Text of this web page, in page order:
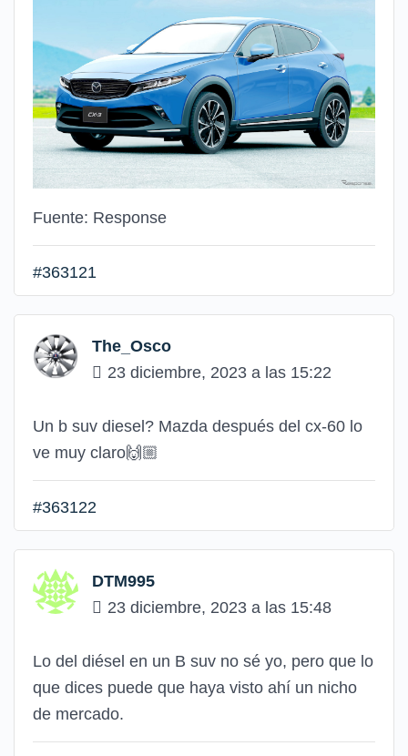
Fuente: Response
#363121
The_Osco
23 diciembre, 2023 a las 15:22
Un b suv diesel? Mazda después del cx-60 lo
ve muy claro🙌🏼
#363122
DTM995
23 diciembre, 2023 a las 15:48
Lo del diésel en un B suv no sé yo, pero que lo
que dices puede que haya visto ahí un nicho
de mercado.